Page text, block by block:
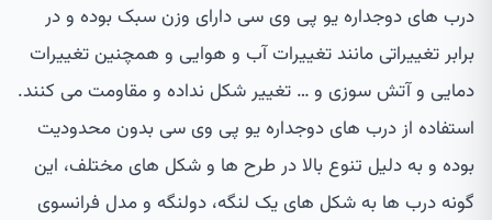
درب های دوجداره یو پی وی سی دارای وزن سبک بوده و در
برابر تغییراتی مانند تغییرات آب و هوایی و همچنین تغییرات
دمایی و آتش سوزی و … تغییر شکل نداده و مقاومت می کنند.
استفاده از درب های دوجداره یو پی وی سی بدون محدودیت
بوده و به دلیل تنوع بالا در طرح ها و شکل های مختلف، این
گونه درب ها به شکل های یک لنگه، دولنگه و مدل فرانسوی